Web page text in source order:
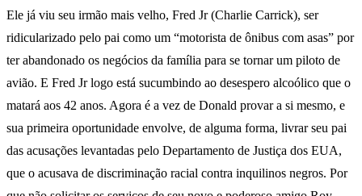
Ele já viu seu irmão mais velho, Fred Jr (Charlie Carrick), ser
ridicularizado pelo pai como um “motorista de ônibus com asas” por
ter abandonado os negócios da família para se tornar um piloto de
avião. E Fred Jr logo está sucumbindo ao desespero alcoólico que o
matará aos 42 anos. Agora é a vez de Donald provar a si mesmo, e
sua primeira oportunidade envolve, de alguma forma, livrar seu pai
das acusações levantadas pelo Departamento de Justiça dos EUA,
que o acusava de discriminação racial contra inquilinos negros. Por